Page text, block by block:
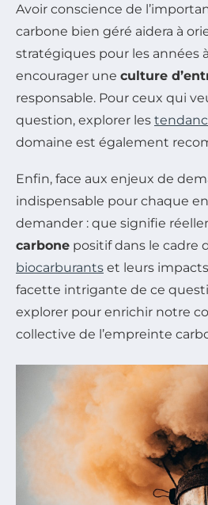
Avoir conscience de
carbone bien géré aidera à
stratégiques pour les années
encourager une culture
responsable. Pour ceux qui
question, explorer les
domaine est également
Enfin, face aux enjeux de
indispensable pour chaque
demander : que signifie
carbone positif dans le cadre
biocarburants et leurs
facette intrigante de ce
explorer pour enrichir notre
collective de l’empreinte